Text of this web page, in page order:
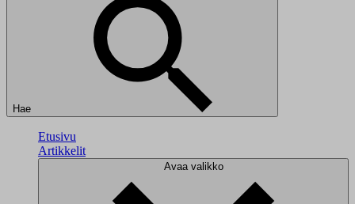
Hae
Etusivu
Artikkelit
Avaa valikko